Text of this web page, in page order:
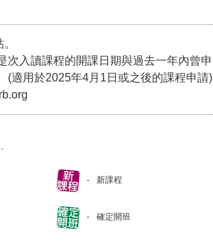
次入讀課程的開課日期與過去一年內曾申
(適用於2025年4月1日或之後的課程申請)
新課程
確定開班